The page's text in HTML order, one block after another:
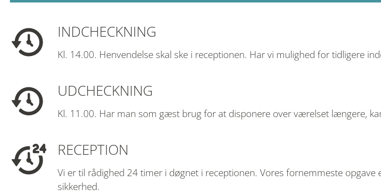
INDCHECKNING
Kl. 14.00. Henvendelse skal ske i receptionen. Har vi mulighed for tidligere
UDCHECKNING
Kl. 11.00. Har man som gæst brug for at disponere over værelset længere,
RECEPTION
Vi er til rådighed 24 timer i døgnet i receptionen. Vores fornemmeste
sikkerhed.